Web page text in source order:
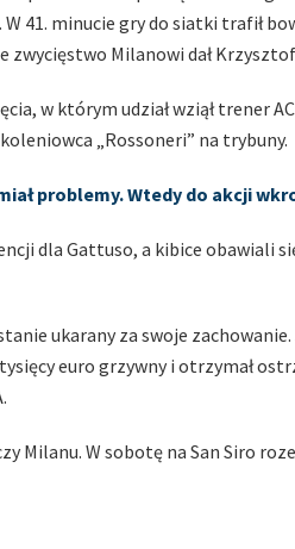
41. minucie gry do siatki trafił
zwycięstwo Milanowi dał
w którym udział wziął trener
„Rossoneri” na trybuny.
problemy. Wtedy do akcji
dla Gattuso, a kibice obawiali
ukarany za swoje
euro grzywny i otrzymał
Milanu. W sobotę na San Siro